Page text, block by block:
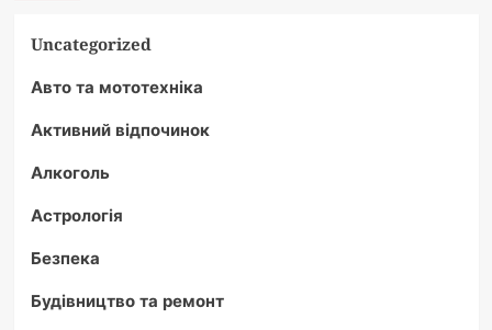
Uncategorized
Авто та мототехніка
Активний відпочинок
Алкоголь
Астрологія
Безпека
Будівництво та ремонт